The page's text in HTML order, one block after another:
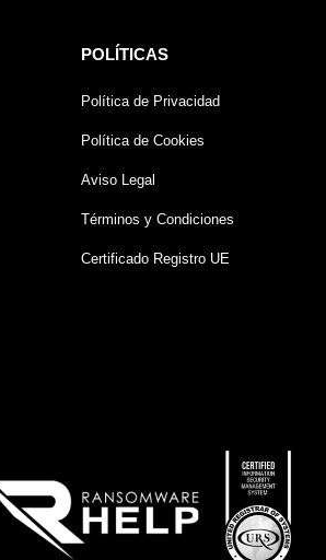
POLÍTICAS
Política de Privacidad
Política de Cookies
Aviso Legal
Términos y Condiciones
Certificado Registro UE